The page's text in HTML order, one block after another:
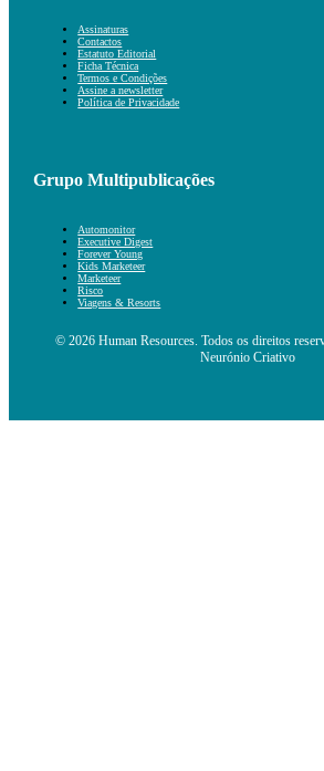
Assinaturas
Contactos
Estatuto Editorial
Ficha Técnica
Termos e Condições
Assine a newsletter
Política de Privacidade
Grupo Multipublicações
Automonitor
Executive Digest
Forever Young
Kids Marketeer
Marketeer
Risco
Viagens & Resorts
© 2026 Human Resources. Todos os direitos
Neurónio Criativo